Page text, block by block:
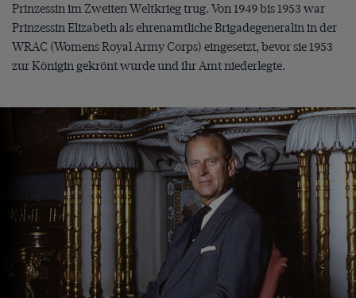
Prinzessin im Zweiten Weltkrieg trug. Von 1949 bis 1953 war
Prinzessin Elizabeth als ehrenamtliche Brigadegeneralin in der
WRAC (Womens Royal Army Corps) eingesetzt, bevor sie 1953
zur Königin gekrönt wurde und ihr Amt niederlegte.